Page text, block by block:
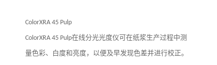
ColorXRA 45 Pulp
ColorXRA 45 Pulp在线分光光度仪可在纸浆生产过程中测
量色彩、白度和亮度，以便及早发现色差并进行校正。